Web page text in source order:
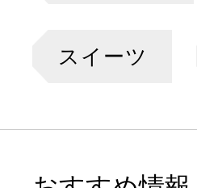
スイーツ